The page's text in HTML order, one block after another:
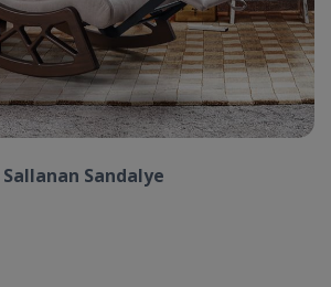
Sallanan Sandalye